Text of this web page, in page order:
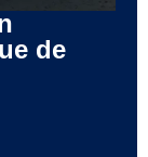
de